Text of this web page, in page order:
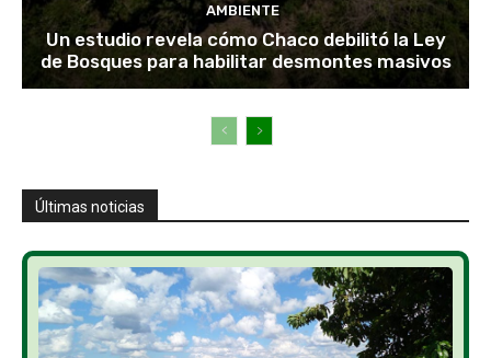
AMBIENTE
Un estudio revela cómo Chaco debilitó la Ley
de Bosques para habilitar desmontes masivos
Últimas noticias